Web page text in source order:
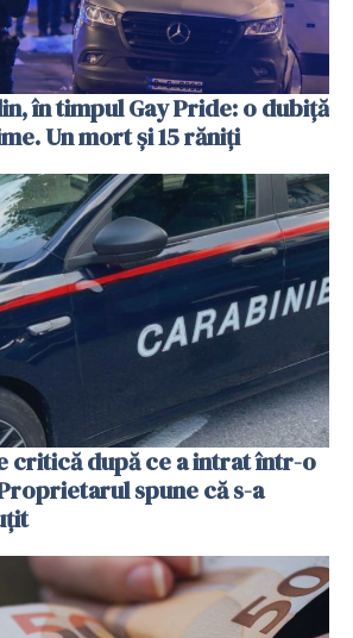
în timpul Gay Pride: o dubiță
Un mort și 15 răniți
critică după ce a intrat într-o
spune că s-a